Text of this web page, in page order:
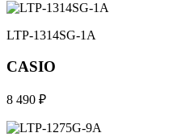
LTP-1314SG-1A
CASIO
8 490 ₽